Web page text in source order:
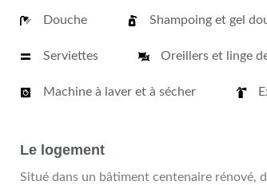
Douche Shampoing et gel
Serviettes Oreillers et linge
Machine à laver et à sécher
Le logement
Situé dans un bâtiment centenaire rénové,